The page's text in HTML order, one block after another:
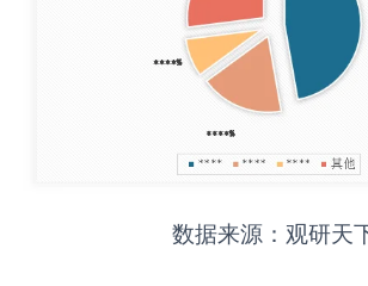
数据来源：观研天